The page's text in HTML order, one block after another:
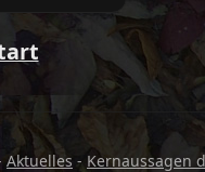
Aktuelles - Kernaussagen